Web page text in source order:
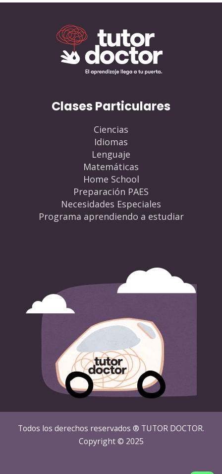
Clases Particulares
Ciencias
Idiomas
Lenguaje
Matemáticas
Home School
Preparación PAES
Necesidades Especiales
Programa aprendiendo a estudiar
Todos los derechos reservados ® TUTOR DOCTOR.
Copyright © 2025